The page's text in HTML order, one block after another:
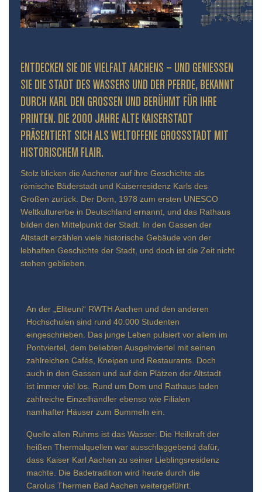
ENTDECKEN SIE DIE VIELFALT AACHENS – UND GENIESSEN S
IE DIE STADT DES WASSERS UND DER PFERDE, BEKANNT D
URCH KARL DEN GROSSEN UND BERÜHMT FÜR IHRE PR
INTEN. DIE 2000 JAHRE ALTE KAISERSTADT PR
ÄSENTIERT SICH ALS WELTOFFENE GROSSSTADT MIT HIS
TORISCHEM FLAIR.
Stolz blicken die Aachener auf ihre Geschichte als
römische Bäderstadt und Kaiserresidenz Karls des
Großen zurück. Der Dom, 1978 zum ersten UNESCO
Weltkulturerbe in Deutschland ernannt, und das Rathaus
bilden den Mittelpunkt der Stadt. In den Gassen der
Altstadt erzählen viele historische Gebäude von der
lebhaften Geschichte der Stadt, und doch ist die Zeit nicht
stehen geblieben.
An der „Eliteuni“ RWTH Aachen und den anderen
Hochschulen sind rund 40.000 Studenten
eingeschrieben. Das junge Leben pulsiert vor allem im
Pontviertel, dem beliebten Ausgehviertel mit seinen
zahlreichen Cafés, Kneipen und Restaurants. Doch
auch in den Gassen und auf den Plätzen der Altstadt
ist immer viel los. Rund um Dom und Rathaus laden
zahlreiche Einzelhändler ebenso wie Filialen
namhafter Häuser zum Bummeln ein.
Quelle allen Ruhms ist das Wasser: Die Heilkraft der
heißen Thermalquellen war ausschlaggebend dafür,
dass Kaiser Karl Aachen zu seiner Lieblingsresidenz
machte. Die Badetradition wird heute durch die
Carolus Thermen Bad Aachen weitergeführt.